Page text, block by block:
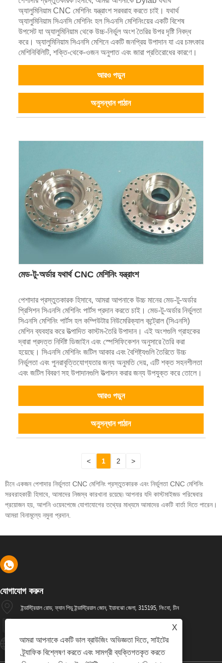
অ্যালুমিনিয়াম CNC মেশিনিং যন্ত্রাংশ সরবরাহ করতে চাই। যথার্থ
অ্যালুমিনিয়াম সিএনসি মেশিনিং হল সিএনসি মেশিনিংয়ের একটি বিশেষ
উপসেট যা অ্যালুমিনিয়াম থেকে উচ্চ-নির্ভুল অংশ তৈরির উপর দৃষ্টি নিবদ্ধ
করে। অ্যালুমিনিয়াম সিএনসি মেশিনে একটি জনপ্রিয় উপাদান যা এর চমৎকার
মেশিনিবিলিটি, শক্তি-থেকে-ওজন অনুপাত এবং জারা প্রতিরোধের কারণে।
আরও পড়ুন
অনুসন্ধান পাঠান
মেড-টু-অর্ডার যথার্থ CNC মেশিনিং যন্ত্রাংশ
পেশাদার প্রস্তুতকারক হিসাবে, আমরা আপনাকে উচ্চ মানের মেড-টু-অর্ডার
প্রিসিশন সিএনসি মেশিনিং পার্টস প্রদান করতে চাই। মেড-টু-অর্ডার নির্ভুলতা
সিএনসি মেশিনিং পার্টস হল কম্পিউটার নিউমেরিক্যাল কন্ট্রোল (সিএনসি)
মেশিন ব্যবহার করে উত্পাদিত কাস্টম-তৈরি উপাদান। এই অংশগুলি গ্রাহকের
দ্বারা প্রদত্ত নির্দিষ্ট ডিজাইন এবং স্পেসিফিকেশন অনুসারে তৈরি করা
হয়েছে। সিএনসি মেশিনিং জটিল আকার এবং বৈশিষ্ট্যগুলি তৈরিতে উচ্চ
নির্ভুলতা এবং পুনরাবৃত্তিযোগ্যতার জন্য অনুমতি দেয়, এটি শক্ত সহনশীলতা
এবং জটিল বিবরণ সহ উপাদানগুলি উত্পাদন করার জন্য উপযুক্ত করে তোলে।
আরও পড়ুন
অনুসন্ধান পাঠান
< 1 2 >
চীনে একজন পেশাদার নির্ভুলতা CNC মেশিনিং প্রস্তুতকারক এবং নির্ভুলতা CNC মেশিনিং
সরবরাহকারী হিসাবে, আমাদের নিজস্ব কারখানা রয়েছে৷ আপনার যদি কাস্টমাইজড পরিষেবার
প্রয়োজন হয়, আপনি ওয়েবপেজে যোগাযোগের তথ্যের মাধ্যমে আমাদের একটি বার্তা দিতে পারেন।
আমরা বিনামূল্যে নমুনা প্রদান.
যোগাযোগ করুন
ইন্ডাস্ট্রিয়াল রোড, ফ্যান শিডু ইন্ডাস্ট্রিয়াল জোন, ইয়ানঝো জেলা, 315195, নিংবো, চীন
Info@dyfab-Industry.com
X
আমরা আপনাকে একটি ভাল ব্রাউজিং অভিজ্ঞতা দিতে, সাইটের
ট্র্যাফিক বিশ্লেষণ করতে এবং সামগ্রী ব্যক্তিগতকৃত করতে